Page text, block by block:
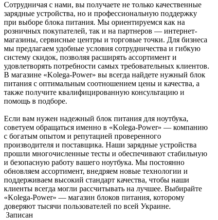
Сотрудничая с нами, вы получаете не только качественные
зарядные устройства, но и профессиональную поддержку
при выборе блока питания. Мы ориентируемся как на
розничных покупателей, так и на партнеров — интернет-
магазины, сервисные центры и торговые точки. Для бизнеса
мы предлагаем удобные условия сотрудничества и гибкую
систему скидок, позволяя расширять ассортимент и
удовлетворять потребности самых требовательных клиентов.
В магазине «Kolega-Power» вы всегда найдете нужный блок
питания с оптимальным соотношением цены и качества, а
также получите квалифицированную консультацию и
помощь в подборе.
Если вам нужен надежный блок питания для ноутбука,
советуем обращаться именно в «Kolega-Power» — компанию
с богатым опытом и репутацией проверенного
производителя и поставщика. Наши зарядные устройства
прошли многочисленные тесты и обеспечивают стабильную
и безопасную работу вашего ноутбука. Мы постоянно
обновляем ассортимент, внедряем новые технологии и
поддерживаем высокий стандарт качества, чтобы наши
клиенты всегда могли рассчитывать на лучшее. Выбирайте
«Kolega-Power» — магазин блоков питания, которому
доверяют тысячи пользователей по всей Украине.
Записан